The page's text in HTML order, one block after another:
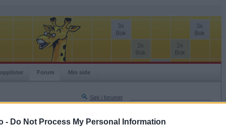
- Do Not Process My Personal Information
Forum Min side
Søk i forumet
Brukernavn